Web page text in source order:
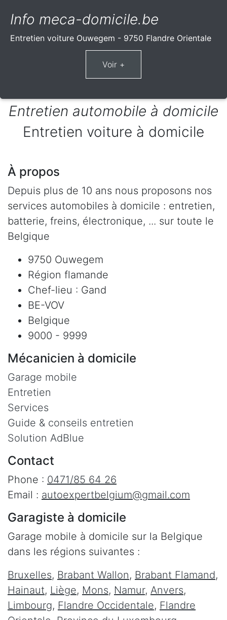
Info meca-domicile.be
Entretien voiture Ouwegem - 9750 Flandre Orientale
Entretien automobile à domicile
Entretien voiture à domicile
À propos
Depuis plus de 10 ans nous proposons nos
services automobiles à domicile : entretien,
batterie, freins, électronique, ... sur toute le
Belgique
9750 Ouwegem
Région flamande
Chef-lieu : Gand
BE-VOV
Belgique
9000 - 9999
Mécanicien à domicile
Garage mobile
Entretien
Services
Guide & conseils entretien
Solution AdBlue
Contact
Phone : 0471/85 64 26
Email : autoexpertbelgium@gmail.com
Garagiste à domicile
Garage mobile à domicile sur la Belgique
dans les régions suivantes :
Bruxelles, Brabant Wallon, Brabant Flamand,
Hainaut, Liège, Mons, Namur, Anvers,
Limbourg, Flandre Occidentale, Flandre